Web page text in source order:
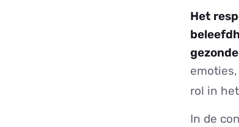
Het
rol in
In de